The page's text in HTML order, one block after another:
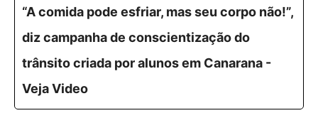
“A comida pode esfriar, mas seu corpo não!”,
diz campanha de conscientização do
trânsito criada por alunos em Canarana -
Veja Video